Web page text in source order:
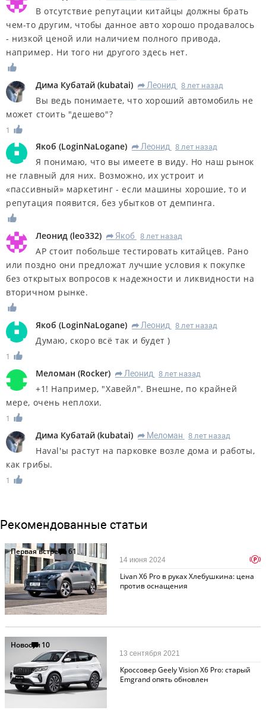
В отсутствие репутации китайцы должны брать
чем-то другим, чтобы данное авто хорошо продавалось
- низкой ценой или наличием полного привода,
например. Ни того ни другого здесь нет.
Дима Кубатай (kubatai) R Леонид 8 лет назад
Вы ведь понимаете, что хороший автомобиль не
может стоить "дешево"?
1
Якоб (LoginNaLogane) R Леонид 8 лет назад
Я понимаю, что вы имеете в виду. Но наш рынок
не главный для них. Возможно, их устроит и
«пассивный» маркетинг - если машины хорошие, то и
репутация появится, без убытков от демпинга.
Леонид (leo332) R Якоб 8 лет назад
АР стоит побольше тестировать китайцев. Рано
или поздно они предложат лучшие условия к покупке
без открытых вопросов к надежности и ликвидности на
вторичном рынке.
Якоб (LoginNaLogane) R Леонид 8 лет назад
Думаю, скоро всё так и будет )
1
Меломан (Rocker) R Леонид 8 лет назад
+1! Например, "Хавейл". Внешне, по крайней
мере, очень неплохи.
1
Дима Кубатай (kubatai) R Меломан 8 лет назад
Haval'ы растут на парковке возле дома и работы,
как грибы.
1
Рекомендованные статьи
Первая встреча61
Livan X6 Pro в руках Хлебушкина: цена
против оснащения
14 июня 2024 p
Новости10
Кроссовер Geely Vision X6 Pro: старый
Emgrand опять обновлен
13 сентября 2021